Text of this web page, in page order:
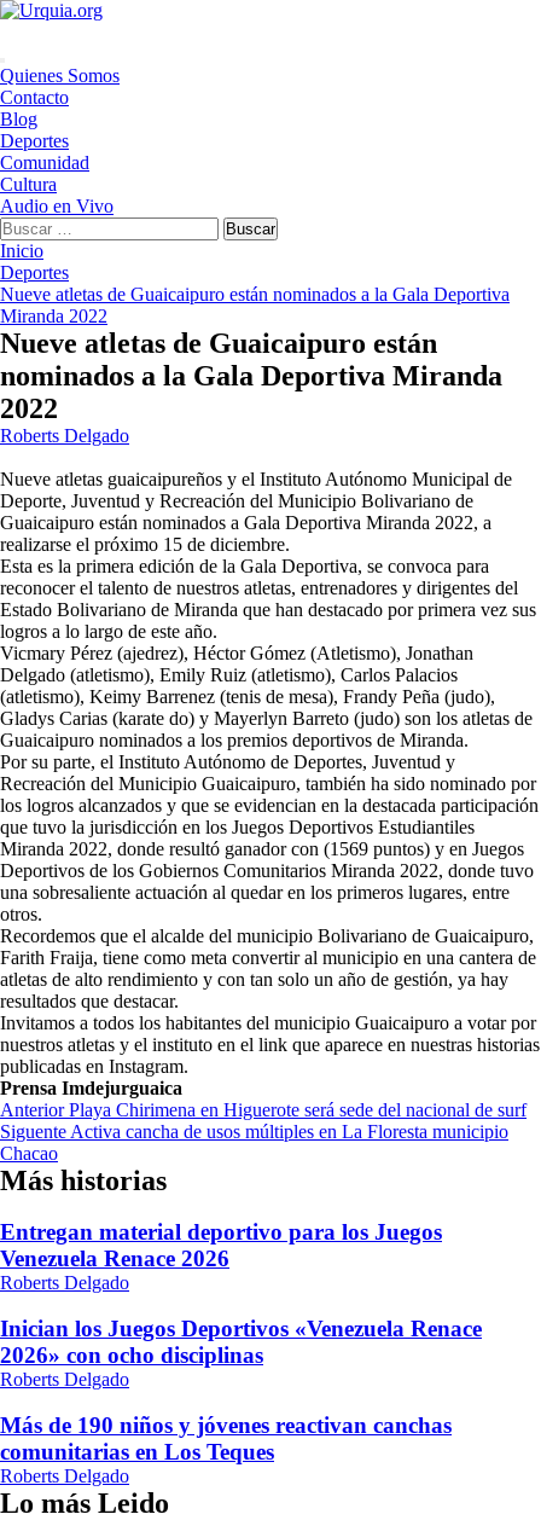
Saltar
Menú
principal
Quienes Somos
Contacto
Blog
Deportes
Comunidad
Cultura
Audio en Vivo
Buscar:
Inicio
Deportes
Nueve atletas de Guaicaipuro están nominados a la Gala Deportiva
Miranda 2022
Nueve atletas de Guaicaipuro están
nominados a la Gala Deportiva Miranda
2022
Roberts Delgado
Nueve atletas guaicaipureños y el Instituto Autónomo Municipal de
Deporte, Juventud y Recreación del Municipio Bolivariano de
Guaicaipuro están nominados a Gala Deportiva Miranda 2022, a
realizarse el próximo 15 de diciembre.
Esta es la primera edición de la Gala Deportiva, se convoca para
reconocer el talento de nuestros atletas, entrenadores y dirigentes del
Estado Bolivariano de Miranda que han destacado por primera vez sus
logros a lo largo de este año.
Vicmary Pérez (ajedrez), Héctor Gómez (Atletismo), Jonathan
Delgado (atletismo), Emily Ruiz (atletismo), Carlos Palacios
(atletismo), Keimy Barrenez (tenis de mesa), Frandy Peña (judo),
Gladys Carias (karate do) y Mayerlyn Barreto (judo) son los atletas de
Guaicaipuro nominados a los premios deportivos de Miranda.
Por su parte, el Instituto Autónomo de Deportes, Juventud y
Recreación del Municipio Guaicaipuro, también ha sido nominado por
los logros alcanzados y que se evidencian en la destacada participación
que tuvo la jurisdicción en los Juegos Deportivos Estudiantiles
Miranda 2022, donde resultó ganador con (1569 puntos) y en Juegos
Deportivos de los Gobiernos Comunitarios Miranda 2022, donde tuvo
una sobresaliente actuación al quedar en los primeros lugares, entre
otros.
Recordemos que el alcalde del municipio Bolivariano de Guaicaipuro,
Farith Fraija, tiene como meta convertir al municipio en una cantera de
atletas de alto rendimiento y con tan solo un año de gestión, ya hay
resultados que destacar.
Invitamos a todos los habitantes del municipio Guaicaipuro a votar por
nuestros atletas y el instituto en el link que aparece en nuestras historias
publicadas en Instagram.
Prensa Imdejurguaica
Navegación
de
entradas
AnteriorPlaya Chirimena en Higuerote será sede del nacional de surf
Siguente Activa cancha de usos múltiples en La Floresta municipio
Chacao
Más historias
Entregan material deportivo para los Juegos
Venezuela Renace 2026
Roberts Delgado
Inician los Juegos Deportivos «Venezuela Renace
2026» con ocho disciplinas
Roberts Delgado
Más de 190 niños y jóvenes reactivan canchas
comunitarias en Los Teques
Roberts Delgado
Lo más Leido